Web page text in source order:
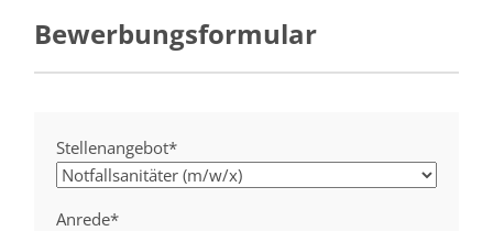
Bewerbungsformular
Stellenangebot*
Anrede*